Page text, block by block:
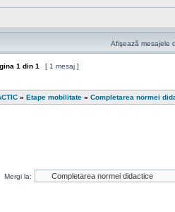
Afişează mesajele
1 din 1 [ 1 mesaj ]
» Etape mobilitate » Completarea normei
Mergi la: